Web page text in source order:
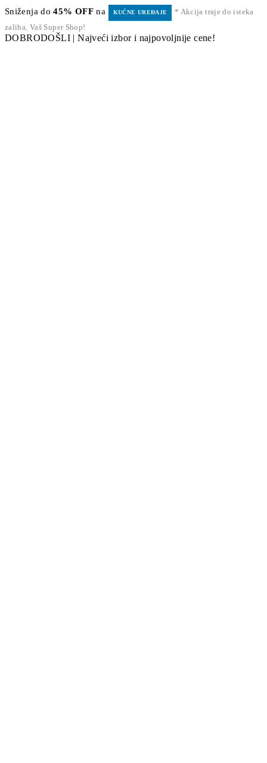
Sniženja do45% OFF na KUĆNE UREĐAJE
* Akcija traje do isteka
zaliha. Vaš Super Shop!
DOBRODOŠLI | Najveći izbor i najpovoljnije cene!